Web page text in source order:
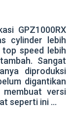
GPZ1000RX
cylinder lebih
speed lebih
Sangat
diproduksi
digantikan
versi
seperti ini …